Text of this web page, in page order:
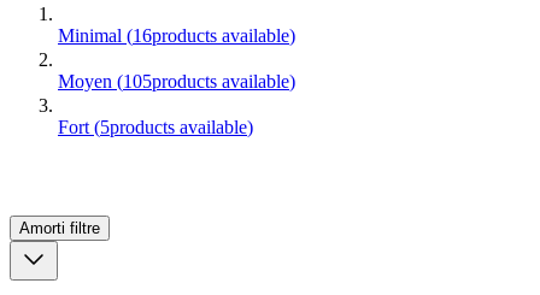
Minimal (16products available)
Moyen (105products available)
Fort (5products available)
Amorti filtre